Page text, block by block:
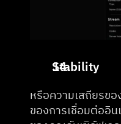
Stability
หรือความเสถียรข
ของการเชื่อมต่ออิ